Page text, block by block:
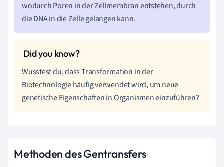
wodurch Poren in der Zellmembran entstehen, durch
die DNA in die Zelle gelangen kann.
Wusstest du, dass Transformation in der
Biotechnologie häufig verwendet wird, um neue
genetische Eigenschaften in Organismen einzuführen?
Methoden des Gentransfers